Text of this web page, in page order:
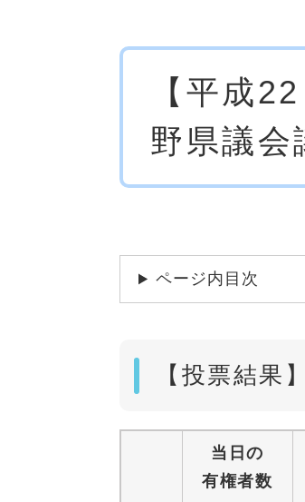
【平成
野県議
ページ内目次
【投票結果】
当日の
有権者数